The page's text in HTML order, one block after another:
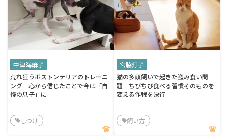
中津海麻子
荒れ狂うボストンテリアのトレーニ
ング 心から信じたことで今は「自
慢の息子」に
しつけ
宮脇灯子
猫の多頭飼いで起きた盗み食い問
題 ちびちび食べる習慣そのものを
変える作戦を決行
飼い方